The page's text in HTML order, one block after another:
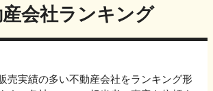
会社ランキング
売実績の多い不動産会社をランキング形